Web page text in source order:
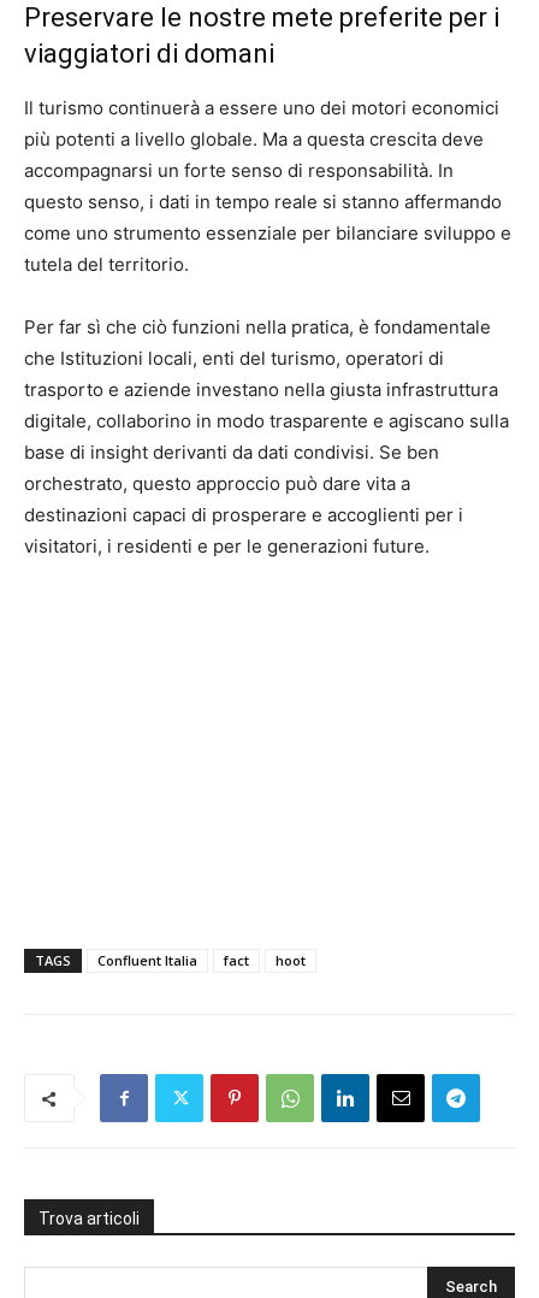
Preservare le nostre mete preferite per i
viaggiatori di domani
Il turismo continuerà a essere uno dei motori economici
più potenti a livello globale. Ma a questa crescita deve
accompagnarsi un forte senso di responsabilità. In
questo senso, i dati in tempo reale si stanno affermando
come uno strumento essenziale per bilanciare sviluppo e
tutela del territorio.
Per far sì che ciò funzioni nella pratica, è fondamentale
che Istituzioni locali, enti del turismo, operatori di
trasporto e aziende investano nella giusta infrastruttura
digitale, collaborino in modo trasparente e agiscano sulla
base di insight derivanti da dati condivisi. Se ben
orchestrato, questo approccio può dare vita a
destinazioni capaci di prosperare e accoglienti per i
visitatori, i residenti e per le generazioni future.
TAGS Confluent Italia fact hoot
Trova articoli